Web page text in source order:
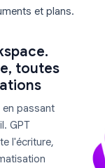
et plans.
toutes
en passant
GPT
l'écriture,